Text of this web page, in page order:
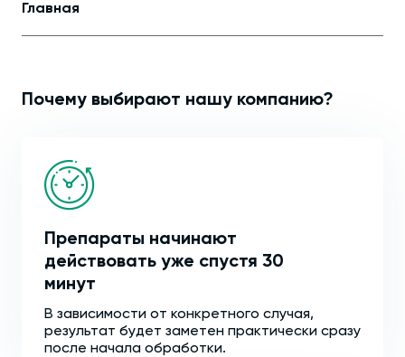
Главная
Почему выбирают нашу компанию?
Препараты начинают
действовать уже спустя 30
минут
В зависимости от конкретного случая,
результат будет заметен практически сразу
после начала обработки.